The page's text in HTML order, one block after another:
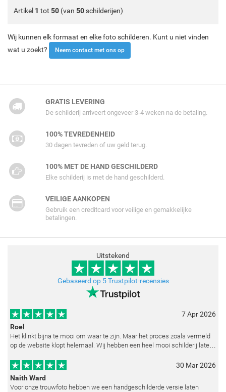
Artikel 1 tot 50 (van 50schilderijen)
Wij kunnen elk formaat en elke foto schilderen. Kunt u niet vinden
wat u zoekt?
Neem contact met ons op
GRATIS LEVERING
De schilderij arriveert ongeveer 3-4 weken na de betaling.
100% TEVREDENHEID
30 dagen tevreden of uw geld terug.
100% MET DE HAND GESCHILDERD
Elke schilderij is met de hand geschilderd.
VEILIGE AANKOPEN
Gebruik een creditcard voor veilige en gemakkelijke
betalingen.
Uitstekend
Gebaseerd op 5 Trustpilot-recensies
7 Apr 2026
Roel
Het klinkt bijna te mooi om waar te zijn. Maar het proces zoals vermeld
op de website klopt helemaal. Wij hebben een heel mooi schilderij laten
30 Mar 2026
Naith Ward
Voor onze trouwfoto hebben we een handgeschilderde versie laten